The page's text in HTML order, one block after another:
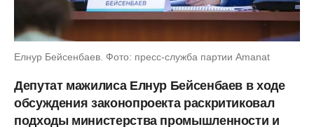
Елнур Бейсенбаев. Фото: пресс-служба партии Amanat
Депутат мажилиса Елнур Бейсенбаев в ходе
обсуждения законопроекта раскритиковал
подходы министерства промышленности и